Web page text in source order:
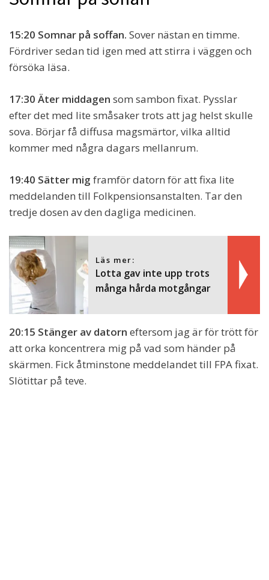
15:20 Somnar på soffan. Sover nästan en timme.
Fördriver sedan tid igen med att stirra i väggen och
försöka läsa.
17:30 Äter middagen som sambon fixat. Pysslar
efter det med lite småsaker trots att jag helst skulle
sova. Börjar få diffusa magsmärtor, vilka alltid
kommer med några dagars mellanrum.
19:40 Sätter mig framför datorn för att fixa lite
meddelanden till Folkpensionsanstalten. Tar den
tredje dosen av den dagliga medicinen.
Läs mer:
Lotta gav inte upp trots
många hårda motgångar
20:15 Stänger av datorn eftersom jag är för trött för
att orka koncentrera mig på vad som händer på
skärmen. Fick åtminstone meddelandet till FPA fixat.
Slötittar på teve.